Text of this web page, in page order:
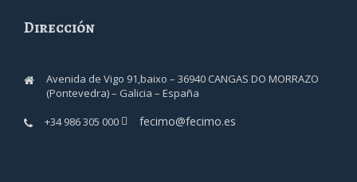
Dirección
Avenida de Vigo 91,baixo – 36940 CANGAS DO MORRAZO
(Pontevedra) – Galicia – España
+34 986 305 000
fecimo@fecimo.es